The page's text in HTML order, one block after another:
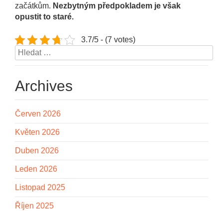
začátkům. Nezbytným předpokladem je však
opustit to staré.
3.7/5 - (7 votes)
Vyhledávání
Archives
Červen 2026
Květen 2026
Duben 2026
Leden 2026
Listopad 2025
Říjen 2025